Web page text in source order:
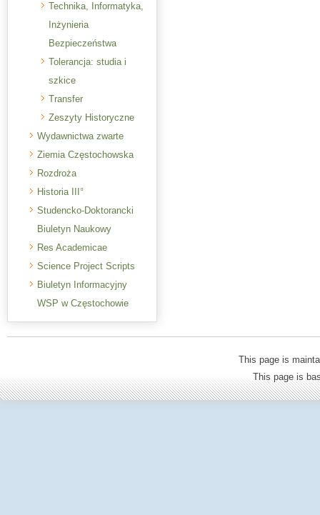
Technika, Informatyka,
Inżynieria
Bezpieczeństwa
Tolerancja: studia i
szkice
Transfer
Zeszyty Historyczne
Wydawnictwa zwarte
Ziemia Częstochowska
Rozdroża
Historia III°
Studencko-Doktorancki
Biuletyn Naukowy
Res Academicae
Science Project Scripts
Biuletyn Informacyjny
WSP w Częstochowie
This page is
This page is